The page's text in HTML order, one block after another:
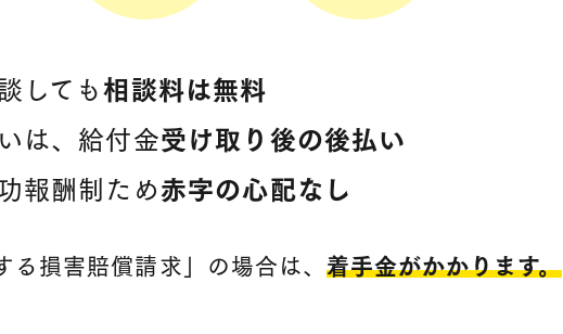
しても相談料は無料
は、給付金受け取り後の後払い
報酬制ため赤字の心配なし
る損害賠償請求」 の場合は、 着手金がかかります。